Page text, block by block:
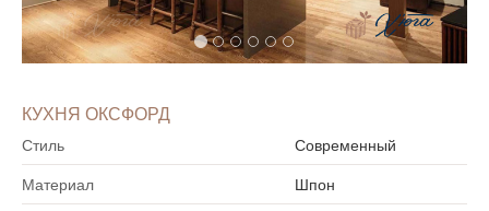
КУХНЯ ОКСФОРД
Стиль
Современный
Материал
Шпон